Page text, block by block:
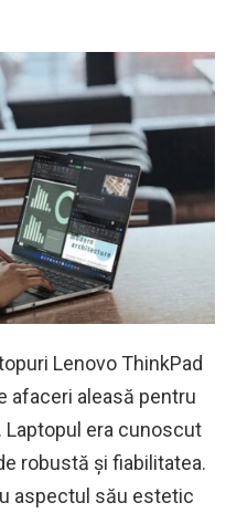
Lenovo ThinkPad
afaceri aleasă pentru
Laptopul era cunoscut
robustă și fiabilitatea.
aspectul său estetic